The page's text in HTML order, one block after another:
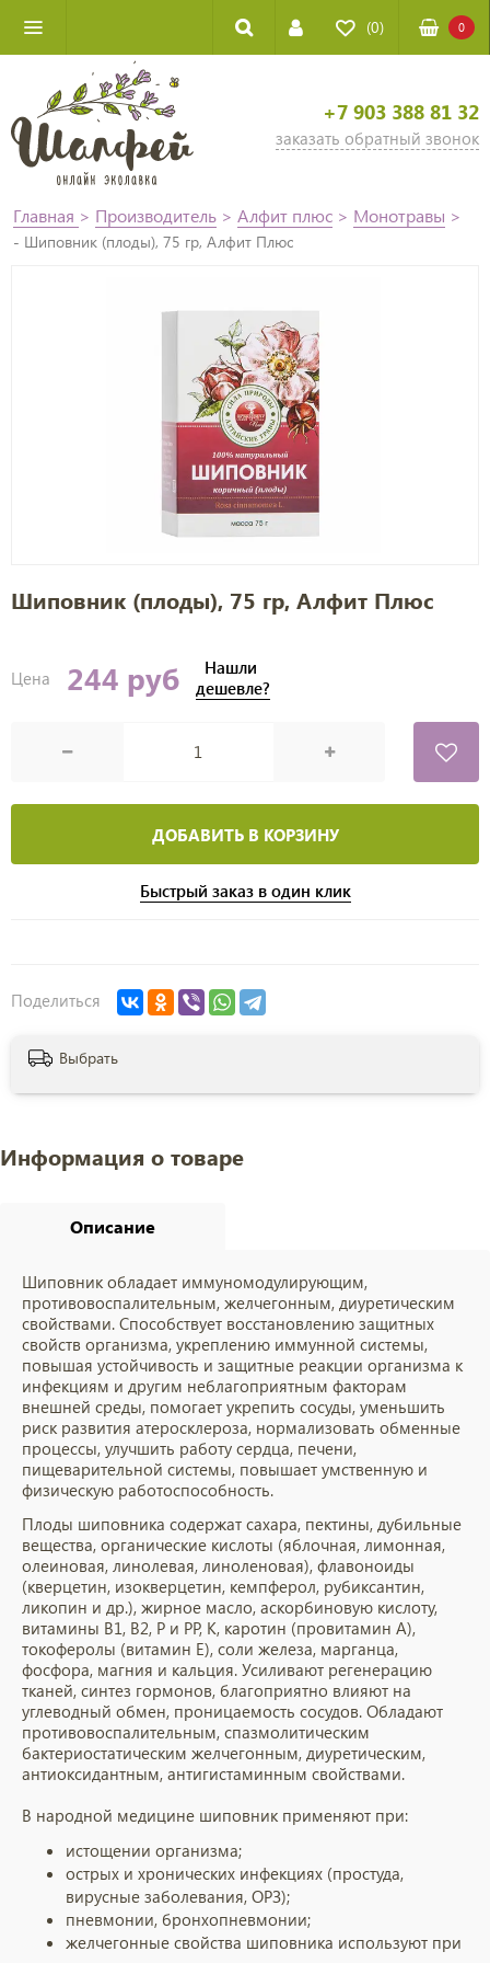
(0) 0
+7 903 388 81 32
заказать обратный звонок
Главная > Производитель > Алфит плюс > Монотравы >
- Шиповник (плоды), 75 гр, Алфит Плюс
Шиповник (плоды), 75 гр, Алфит Плюс
Цена 244 руб
Нашли
дешевле?
ДОБАВИТЬ В КОРЗИНУ
Быстрый заказ в один клик
Поделиться
Выбрать
Информация о товаре
Описание
Шиповник обладает иммуномодулирующим,
противовоспалительным, желчегонным, диуретическим
свойствами. Способствует восстановлению защитных
свойств организма, укреплению иммунной системы,
повышая устойчивость и защитные реакции организма к
инфекциям и другим неблагоприятным факторам
внешней среды, помогает укрепить сосуды, уменьшить
риск развития атеросклероза, нормализовать обменные
процессы, улучшить работу сердца, печени,
пищеварительной системы, повышает умственную и
физическую работоспособность.
Плоды шиповника содержат сахара, пектины, дубильные
вещества, органические кислоты (яблочная, лимонная,
олеиновая, линолевая, линоленовая), флавоноиды
(кверцетин, изокверцетин, кемпферол, рубиксантин,
ликопин и др.), жирное масло, аскорбиновую кислоту,
витамины B1, B2, Р и РР, К, каротин (провитамин А),
токоферолы (витамин Е), соли железа, марганца,
фосфора, магния и кальция. Усиливают регенерацию
тканей, синтез гормонов, благоприятно влияют на
углеводный обмен, проницаемость сосудов. Обладают
противовоспалительным, спазмолитическим
бактериостатическим желчегонным, диуретическим,
антиоксидантным, антигистаминным свойствами.
В народной медицине шиповник применяют при:
истощении организма;
острых и хронических инфекциях (простуда,
вирусные заболевания, ОРЗ);
пневмонии, бронхопневмонии;
желчегонные свойства шиповника используют при